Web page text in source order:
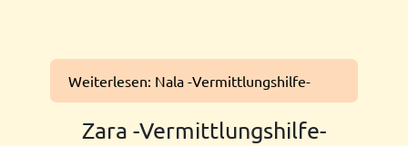
Weiterlesen: Nala -Vermittlungshilfe-
Zara -Vermittlungshilfe-